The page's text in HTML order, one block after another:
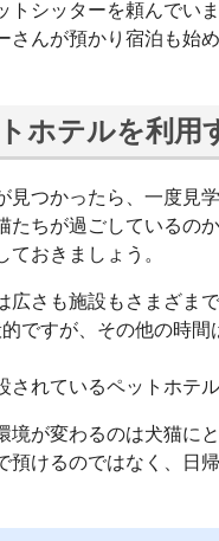
トシッターを頼んでいま
さんが預かり宿泊も始
ホテルを利用
見つかったら、一度見
たちが過ごしているの
ておきましょう。
さも施設もさまざまで
ですが、その他の時
れているペットホテル
境が変わるのは犬猫に
預けるのではなく、日